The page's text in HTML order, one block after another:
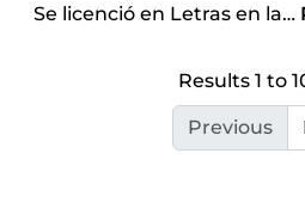
Se licenció en Letras en la…
Results 1 to
Previous